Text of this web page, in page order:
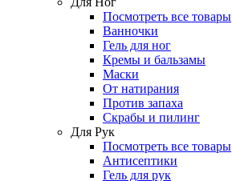
Посмотреть все товары
Ванночки
Гель для ног
Кремы и бальзамы
Маски
От натирания
Против запаха
Скрабы и пилинг
Для Рук
Посмотреть все товары
Антисептики
Гель для рук